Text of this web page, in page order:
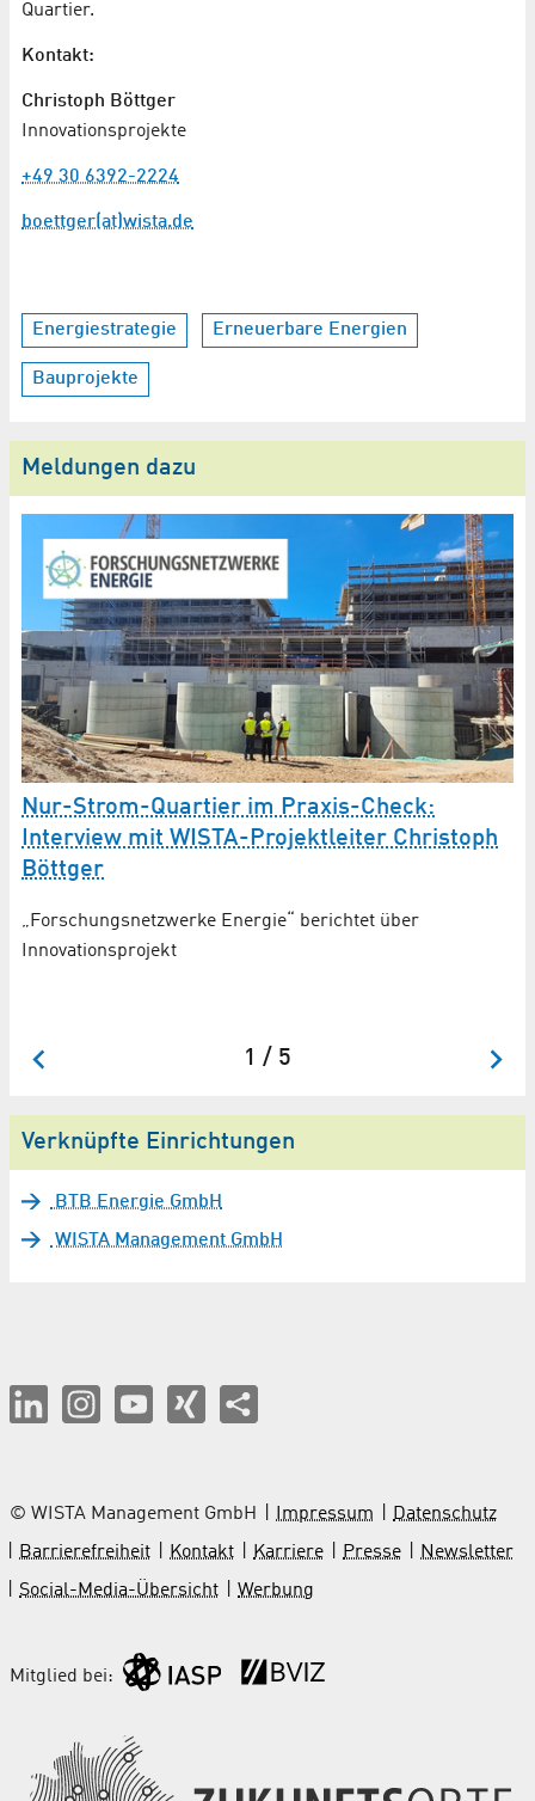
Quartier.
Kontakt:
Christoph Böttger
Innovationsprojekte
+49 30 6392-2224
boettger(at)wista.de
Energiestrategie Erneuerbare Energien
Bauprojekte
Meldungen dazu
Nur-Strom-Quartier im Praxis-Check:
Interview mit WISTA-Projektleiter Christoph
Böttger
„Forschungsnetzwerke Energie“ berichtet über
Innovationsprojekt
1 / 5
Verknüpfte Einrichtungen
BTB Energie GmbH
WISTA Management GmbH
© WISTA Management GmbH Impressum
Datenschutz
Barrierefreiheit
Kontakt Karriere Presse
Newsletter
Social-Media-Übersicht
Werbung
Mitglied bei: